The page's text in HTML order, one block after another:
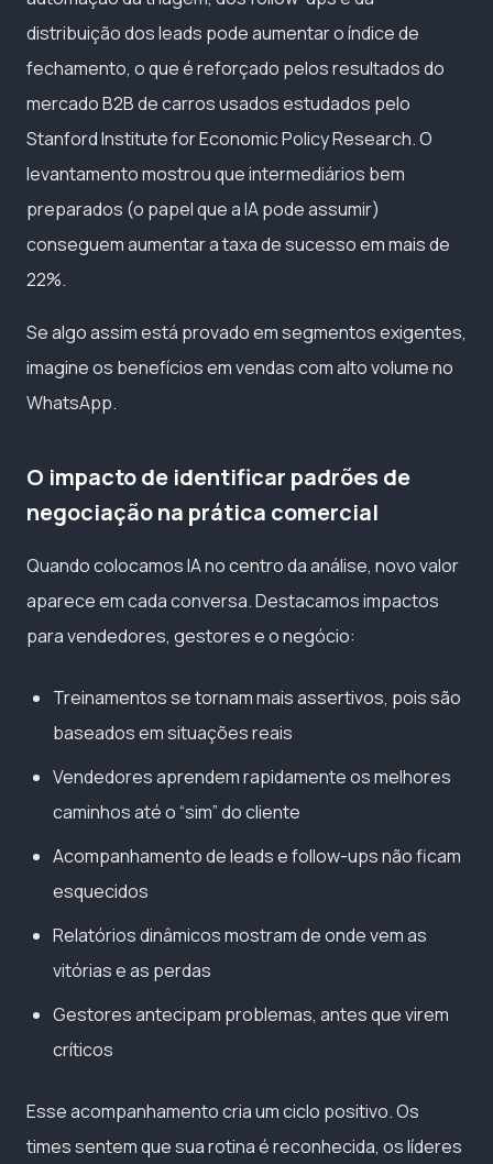
distribuição dos leads pode aumentar o índice de
fechamento, o que é reforçado pelos resultados do
mercado B2B de carros usados estudados pelo
Stanford Institute for Economic Policy Research. O
levantamento mostrou que intermediários bem
preparados (o papel que a IA pode assumir)
conseguem aumentar a taxa de sucesso em mais de
22%.
Se algo assim está provado em segmentos exigentes,
imagine os benefícios em vendas com alto volume no
WhatsApp.
O impacto de identificar padrões de
negociação na prática comercial
Quando colocamos IA no centro da análise, novo valor
aparece em cada conversa. Destacamos impactos
para vendedores, gestores e o negócio:
Treinamentos se tornam mais assertivos, pois são
baseados em situações reais
Vendedores aprendem rapidamente os melhores
caminhos até o “sim” do cliente
Acompanhamento de leads e follow-ups não ficam
esquecidos
Relatórios dinâmicos mostram de onde vem as
vitórias e as perdas
Gestores antecipam problemas, antes que virem
críticos
Esse acompanhamento cria um ciclo positivo. Os
times sentem que sua rotina é reconhecida, os líderes